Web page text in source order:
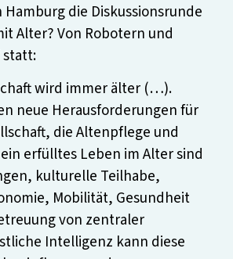
Hamburg die Diskussionsrunde
Alter? Von Robotern und
statt:
wird immer älter (…).
neue Herausforderungen für
die Altenpflege und
erfülltes Leben im Alter sind
kulturelle Teilhabe,
Mobilität, Gesundheit
von zentraler
Intelligenz kann diese